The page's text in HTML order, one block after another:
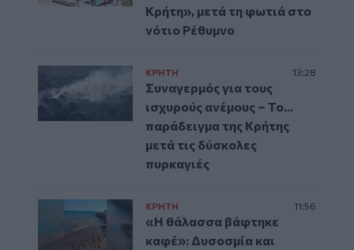
Κρήτη», μετά τη φωτιά στο
νότιο Ρέθυμνο
ΚΡΗΤΗ 13:28
Συναγερμός για τους
ισχυρούς ανέμους – Το...
παράδειγμα της Κρήτης
μετά τις δύσκολες
πυρκαγιές
ΚΡΗΤΗ 11:56
«Η θάλασσα βάφτηκε
καφέ»: Δυσοσμία και